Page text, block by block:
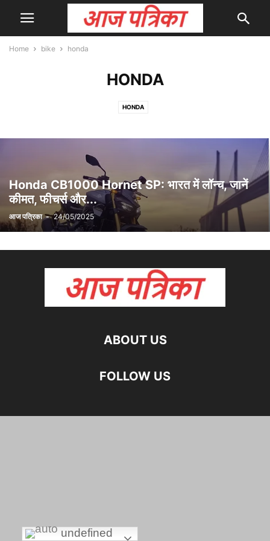
Home bike honda
HONDA
HONDA
Honda CB1000 Hornet SP: भारत में लॉन्च, जानें
कीमत, फीचर्स और...
आज पत्रिका - 24/05/2025
ABOUT US
FOLLOW US
undefined